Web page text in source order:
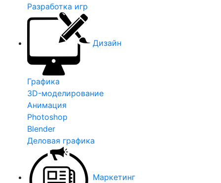
Разработка игр
Дизайн
Графика
3D-моделирование
Анимация
Photoshop
Blender
Деловая графика
Маркетинг